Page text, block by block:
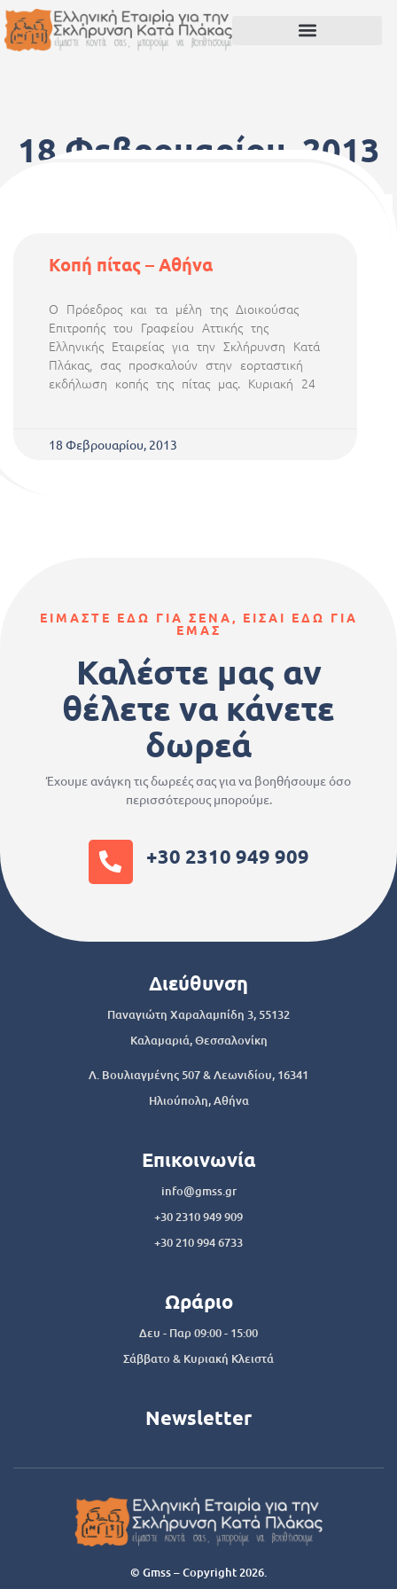
18 Φεβρουαρίου, 2013
Κοπή πίτας – Αθήνα
Ο Πρόεδρος και τα μέλη της Διοικούσας
Επιτροπής του Γραφείου Αττικής της
Ελληνικής Εταιρείας για την Σκλήρυνση Κατά
Πλάκας, σας προσκαλούν στην εορταστική
εκδήλωση κοπής της πίτας μας. Κυριακή 24
18 Φεβρουαρίου, 2013
ΕΙΜΑΣΤΕ ΕΔΩ ΓΙΑ ΣΕΝΑ, ΕΙΣΑΙ ΕΔΩ ΓΙΑ
ΕΜΑΣ
Καλέστε μας αν
θέλετε να κάνετε
δωρεά
Έχουμε ανάγκη τις δωρεές σας για να βοηθήσουμε όσο
περισσότερους μπορούμε.
+30 2310 949 909
Διεύθυνση
Παναγιώτη Χαραλαμπίδη 3, 55132
Καλαμαριά, Θεσσαλονίκη
Λ. Βουλιαγμένης 507 & Λεωνιδίου, 16341
Ηλιούπολη, Αθήνα
Επικοινωνία
info@gmss.gr
+30 2310 949 909
+30 210 994 6733
Ωράριο
Δευ - Παρ 09:00 - 15:00
Σάββατο & Κυριακή Κλειστά
Newsletter
© Gmss – Copyright 2026.